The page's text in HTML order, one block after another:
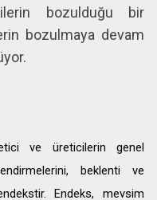
bozulduğu bir
bozulmaya devam
ve üreticilerin genel
beklenti ve
Endeks, mevsim